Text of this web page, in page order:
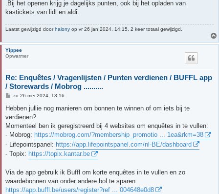
c
t
.Bij het openen krijg je dagelijks punten, ook bij het opladen van
kastickets van lidl en aldi.
Laatst gewijzigd doorhalony op vr 26 jan 2024, 14:15, 2 keer totaal gewijzigd.
Yippee
Opwarmer
Re: Enquêtes / Vragenlijsten / Punten verdienen / BUFFL app
/ Storewards / Mobrog ..........
B
r
c
h
zo 26 mei 2024, 13:16
Hebben jullie nog manieren om bonnen te winnen of om iets bij te
verdienen?
Momenteel ben ik geregistreerd bij 4 websites om enquêtes in te vullen:
- Mobrog: https://mobrog.com/?membership_promotio ... 1ea&rkm=38
- Lifepointspanel: https://app.lifepointspanel.com/nl-BE/dashboard
- Topix: https://topix.kantar.be
Via de app gebruik ik Buffl om korte enquêtes in te vullen en zo
waardebonnen van onder andere bol te sparen
https://app.buffl.be/users/register?ref ... 004648e0d8